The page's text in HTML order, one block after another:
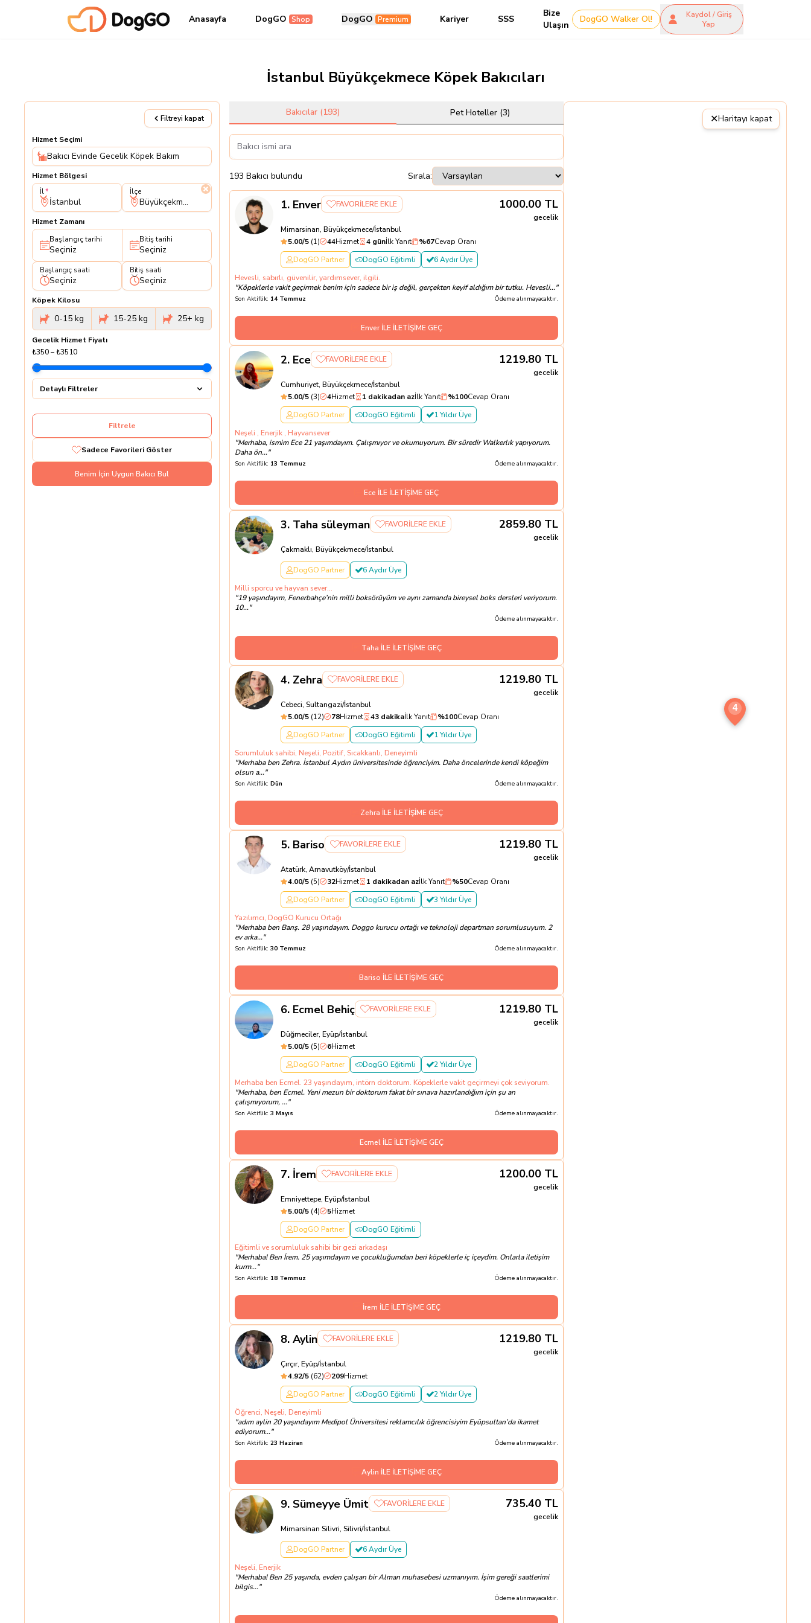
Anasayfa DogGO Shop DogGO Premium Kariyer SSS
Bize
Ulaşın
DogGO Walker Ol!
Kaydol / Giriş
Yap
İstanbul Büyükçekmece Köpek Bakıcıları
Filtreyi kapat
Hizmet Seçimi
Bakıcı Evinde Gecelik Köpek Bakım
Hizmet Bölgesi
İl İl
İstanbul
İlçeİlçe
Büyükçekmece
Hizmet Zamanı
Başlangıç tarihi
Seçiniz
Bitiş tarihi
Seçiniz
Başlangıç saati
Başlangıç saati
Seçiniz
Bitiş saati
Bitiş saati
Seçiniz
Köpek Kilosu
0-15 kg 15-25 kg 25+ kg
Gecelik Hizmet Fiyatı
₺350–₺3510
Detaylı Filtreler
Filtrele
Sadece Favorileri Göster
Benim İçin Uygun Bakıcı Bul
Bakıcılar (193) Pet Hoteller (3)
193 Bakıcı bulundu Sırala:
1. Enver FAVORİLERE EKLE 1000.00 TL
gecelik
Mimarsinan, Büyükçekmece/İstanbul
5.00/5 (1) 44Hizmet 4 günİlk Yanıt %67Cevap Oranı
DogGO Partner
DogGO Eğitimli
6 Aydır Üye
Hevesli, sabırlı, güvenilir, yardımsever, ilgili.
"Köpeklerle vakit geçirmek benim için sadece bir iş değil, gerçekten keyif aldığım bir tutku. Hevesli..."
Son Aktiflik: 14 Temmuz Ödeme alınmayacaktır.
Enver İLE İLETİŞİME GEÇ
2. Ece FAVORİLERE EKLE 1219.80 TL
gecelik
Cumhuriyet, Büyükçekmece/İstanbul
5.00/5 (3) 4Hizmet 1 dakikadan azİlk Yanıt %100Cevap Oranı
DogGO Partner
DogGO Eğitimli
1 Yıldır Üye
Neşeli , Enerjik , Hayvansever
"Merhaba, ismim Ece 21 yaşımdayım. Çalışmıyor ve okumuyorum. Bir süredir Walkerlık yapıyorum.
Daha ön..."
Son Aktiflik: 13 Temmuz Ödeme alınmayacaktır.
Ece İLE İLETİŞİME GEÇ
3. Taha süleyman FAVORİLERE EKLE 2859.80 TL
gecelik
Çakmaklı, Büyükçekmece/İstanbul
DogGO Partner
6 Aydır Üye
Milli sporcu ve hayvan sever...
"19 yaşındayım, Fenerbahçe’nin milli boksörüyüm ve aynı zamanda bireysel boks dersleri veriyorum.
10..."
Ödeme alınmayacaktır.
Taha İLE İLETİŞİME GEÇ
4. Zehra FAVORİLERE EKLE 1219.80 TL
gecelik
Cebeci, Sultangazi/İstanbul
5.00/5 (12) 78Hizmet 43 dakikaİlk Yanıt %100Cevap Oranı
DogGO Partner
DogGO Eğitimli
1 Yıldır Üye
Sorumluluk sahibi, Neşeli, Pozitif, Sıcakkanlı, Deneyimli
"Merhaba ben Zehra. İstanbul Aydın üniversitesinde öğrenciyim. Daha öncelerinde kendi köpeğim
olsun a..."
Son Aktiflik: Dün Ödeme alınmayacaktır.
Zehra İLE İLETİŞİME GEÇ
5. Bariso FAVORİLERE EKLE 1219.80 TL
gecelik
Atatürk, Arnavutköy/İstanbul
4.00/5 (5) 32Hizmet 1 dakikadan azİlk Yanıt %50Cevap Oranı
DogGO Partner
DogGO Eğitimli
3 Yıldır Üye
Yazılımcı, DogGO Kurucu Ortağı
"Merhaba ben Barış. 28 yaşındayım. Doggo kurucu ortağı ve teknoloji departman sorumlusuyum. 2
ev arka..."
Son Aktiflik: 30 Temmuz Ödeme alınmayacaktır.
Bariso İLE İLETİŞİME GEÇ
6. Ecmel Behiç FAVORİLERE EKLE 1219.80 TL
gecelik
Düğmeciler, Eyüp/İstanbul
5.00/5 (5) 6Hizmet
DogGO Partner
DogGO Eğitimli
2 Yıldır Üye
Merhaba ben Ecmel. 23 yaşındayım, intörn doktorum. Köpeklerle vakit geçirmeyi çok seviyorum.
"Merhaba, ben Ecmel. Yeni mezun bir doktorum fakat bir sınava hazırlandığım için şu an
çalışmıyorum, ..."
Son Aktiflik: 3 Mayıs Ödeme alınmayacaktır.
Ecmel İLE İLETİŞİME GEÇ
7. İrem FAVORİLERE EKLE 1200.00 TL
gecelik
Emniyettepe, Eyüp/İstanbul
5.00/5 (4) 5Hizmet
DogGO Partner
DogGO Eğitimli
Eğitimli ve sorumluluk sahibi bir gezi arkadaşı
"Merhaba! Ben İrem. 25 yaşımdayım ve çocukluğumdan beri köpeklerle iç içeydim. Onlarla iletişim
kurm..."
Son Aktiflik: 18 Temmuz Ödeme alınmayacaktır.
İrem İLE İLETİŞİME GEÇ
8. Aylin FAVORİLERE EKLE 1219.80 TL
gecelik
Çırçır, Eyüp/İstanbul
4.92/5 (62) 209Hizmet
DogGO Partner
DogGO Eğitimli
2 Yıldır Üye
Öğrenci, Neşeli, Deneyimli
"adım aylin 20 yaşındayım Medipol Üniversitesi reklamcılık öğrencisiyim Eyüpsultan’da ikamet
ediyorum..."
Son Aktiflik: 23 Haziran Ödeme alınmayacaktır.
Aylin İLE İLETİŞİME GEÇ
9. Sümeyye Ümit FAVORİLERE EKLE 735.40 TL
gecelik
Mimarsinan Silivri, Silivri/İstanbul
DogGO Partner
6 Aydır Üye
Neşeli, Enerjik
"Merhaba! Ben 25 yaşında, evden çalışan bir Alman muhasebesi uzmanıyım. İşim gereği saatlerimi
bilgis..."
Ödeme alınmayacaktır.
✕Haritayı kapat
4